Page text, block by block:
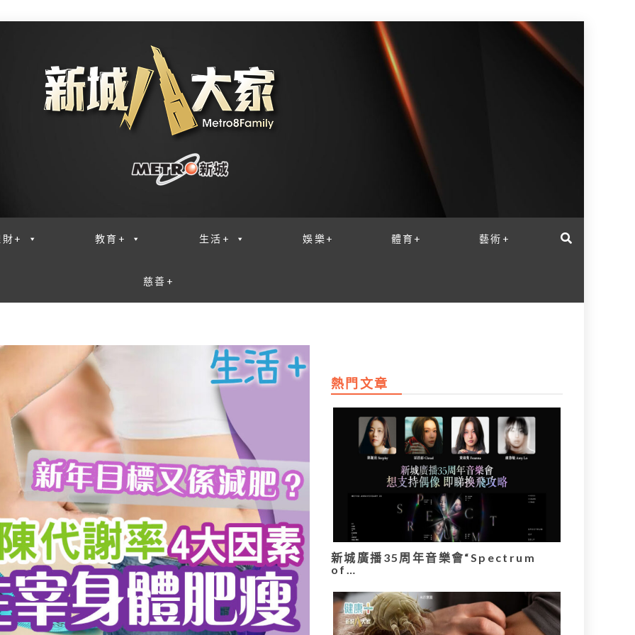
財+ 教育+ 生活+ 娛樂+ 體育+ 藝術+
慈善+
熱門文章
新城廣播35周年音樂會“Spectrum
of…